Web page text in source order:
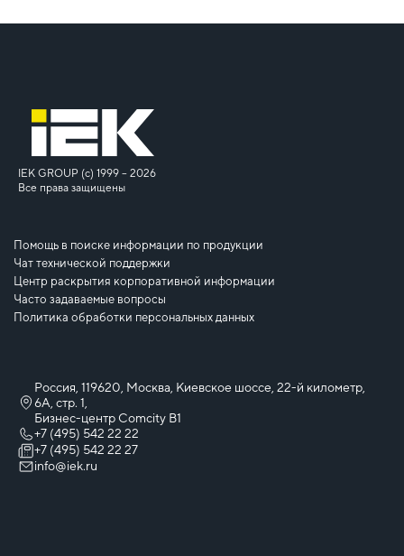
IEK GROUP (c) 1999 – 2026
Все права защищены
Помощь в поиске информации по продукции
Чат технической поддержки
Центр раскрытия корпоративной информации
Часто задаваемые вопросы
Политика обработки персональных данных
Россия, 119620, Москва, Киевское шоссе, 22-й километр,
6А, стр. 1,
Бизнес-центр Comcity B1
+7 (495) 542 22 22
+7 (495) 542 22 27
info@iek.ru